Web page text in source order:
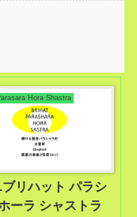
Hora Shastra
ブリハット パラシ
ーラ シャストラ